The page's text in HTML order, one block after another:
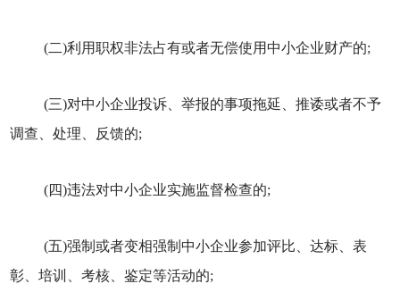
(二)利用职权非法占有或者无偿使用中小企业财产的;
(三)对中小企业投诉、举报的事项拖延、推诿或者不予
调查、处理、反馈的;
(四)违法对中小企业实施监督检查的;
(五)强制或者变相强制中小企业参加评比、达标、表
彰、培训、考核、鉴定等活动的;